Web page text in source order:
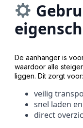
De aanhanger is
waardoor alle
liggen. Dit zorgt voor:
veilig
snel laden
direct